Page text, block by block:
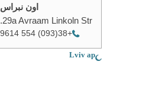
اون نبراس
29a Avraam Linkoln Str.
+38(093) 554 9614
Lviv ар